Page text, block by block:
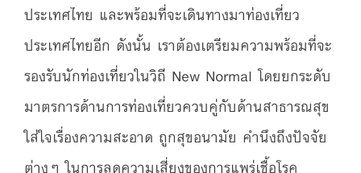
ประเทศไทย และพร้อมที่จะเดินทางมาท่องเที่ยว
ประเทศไทยอีก ดังนั้น เราต้องเตรียมความพร้อมที่จะ
รองรับนักท่องเที่ยวในวิถี New Normal โดยยกระดับ
มาตรการด้านการท่องเที่ยวควบคู่กับด้านสาธารณสุข
ใส่ใจเรื่องความสะอาด ถูกสุขอนามัย คำนึงถึงปัจจัย
ต่างๆ ในการลดความเสี่ยงของการแพร่เชื้อโรค